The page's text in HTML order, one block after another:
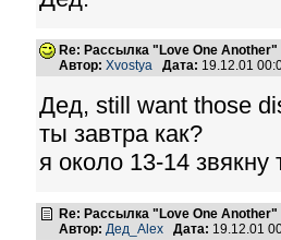
Re: Рассылка "Love One Another"
Автор: Xvostya Дата: 19.12.01
Дед, still want those
ты завтра как?
я около 13-14 звякну
Re: Рассылка "Love One Another"
Автор: Дед_Alex Дата: 19.12.01